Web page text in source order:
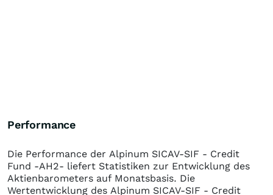
Performance
Die Performance der Alpinum SICAV-SIF - Credit
Fund -AH2- liefert Statistiken zur Entwicklung des
Aktienbarometers auf Monatsbasis. Die
Wertentwicklung des Alpinum SICAV-SIF - Credit